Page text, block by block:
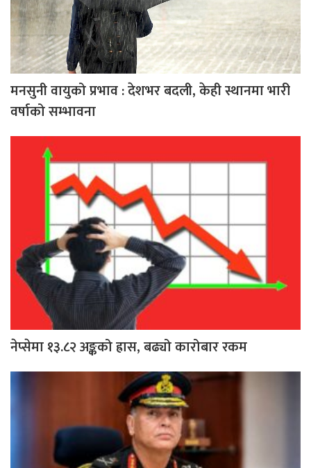
मनसुनी वायुको प्रभाव : देशभर बदली, केही स्थानमा भारी
वर्षाको सम्भावना
नेप्सेमा १३.८२ अङ्कको ह्रास, बढ्यो कारोबार रकम